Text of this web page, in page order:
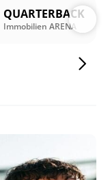
QUARTERBACK
Immobilien ARENA